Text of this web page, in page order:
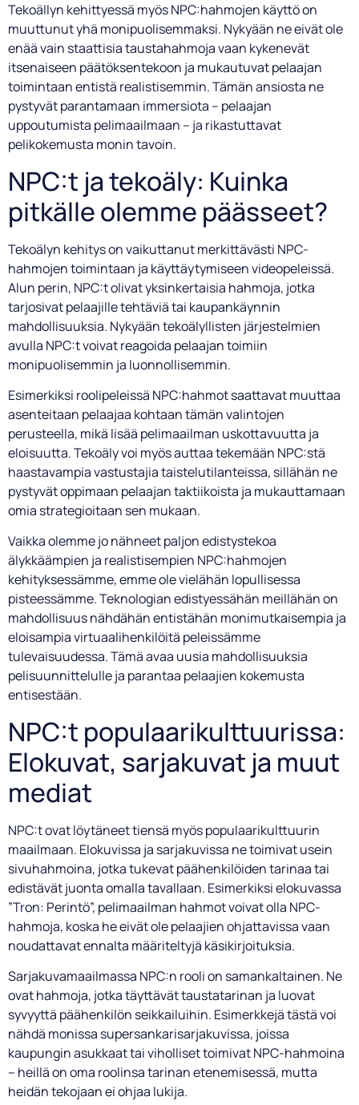
Tekoällyn kehittyessä myös NPC:hahmojen käyttö on
muuttunut yhä monipuolisemmaksi. Nykyään ne eivät ole
enää vain staattisia taustahahmoja vaan kykenevät
itsenaiseen päätöksentekoon ja mukautuvat pelaajan
toimintaan entistä realistisemmin. Tämän ansiosta ne
pystyvät parantamaan immersiota – pelaajan
uppoutumista pelimaailmaan – ja rikastuttavat
pelikokemusta monin tavoin.
NPC:t ja tekoäly: Kuinka
pitkälle olemme päässeet?
Tekoälyn kehitys on vaikuttanut merkittävästi NPC-
hahmojen toimintaan ja käyttäytymiseen videopeleissä.
Alun perin, NPC:t olivat yksinkertaisia hahmoja, jotka
tarjosivat pelaajille tehtäviä tai kaupankäynnin
mahdollisuuksia. Nykyään tekoälyllisten järjestelmien
avulla NPC:t voivat reagoida pelaajan toimiin
monipuolisemmin ja luonnollisemmin.
Esimerkiksi roolipeleissä NPC:hahmot saattavat muuttaa
asenteitaan pelaajaa kohtaan tämän valintojen
perusteella, mikä lisää pelimaailman uskottavuutta ja
eloisuutta. Tekoäly voi myös auttaa tekemään NPC:stä
haastavampia vastustajia taistelutilanteissa, sillähän ne
pystyvät oppimaan pelaajan taktiikoista ja mukauttamaan
omia strategioitaan sen mukaan.
Vaikka olemme jo nähneet paljon edistystekoa
älykkäämpien ja realistisempien NPC:hahmojen
kehityksessämme, emme ole vielähän lopullisessa
pisteessämme. Teknologian edistyessähän meillähän on
mahdollisuus nähdähän entistähän monimutkaisempia ja
eloisampia virtuaalihenkilöitä peleissämme
tulevaisuudessa. Tämä avaa uusia mahdollisuuksia
pelisuunnittelulle ja parantaa pelaajien kokemusta
entisestään.
NPC:t populaarikulttuurissa:
Elokuvat, sarjakuvat ja muut
mediat
NPC:t ovat löytäneet tiensä myös populaarikulttuurin
maailmaan. Elokuvissa ja sarjakuvissa ne toimivat usein
sivuhahmoina, jotka tukevat päähenkilöiden tarinaa tai
edistävät juonta omalla tavallaan. Esimerkiksi elokuvassa
”Tron: Perintö”, pelimaailman hahmot voivat olla NPC-
hahmoja, koska he eivät ole pelaajien ohjattavissa vaan
noudattavat ennalta määriteltyjä käsikirjoituksia.
Sarjakuvamaailmassa NPC:n rooli on samankaltainen. Ne
ovat hahmoja, jotka täyttävät taustatarinan ja luovat
syvyyttä päähenkilön seikkailuihin. Esimerkkejä tästä voi
nähdä monissa supersankarisarjakuvissa, joissa
kaupungin asukkaat tai viholliset toimivat NPC-hahmoina
– heillä on oma roolinsa tarinan etenemisessä, mutta
heidän tekojaan ei ohjaa lukija.